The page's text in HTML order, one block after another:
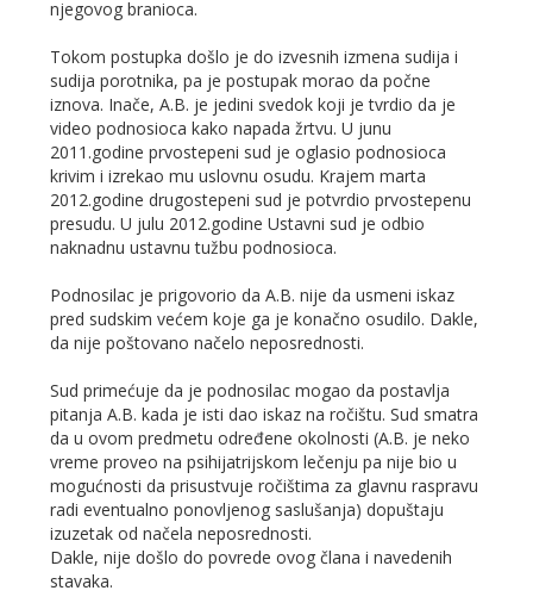
njegovog branioca.
Tokom postupka došlo je do izvesnih izmena sudija i
sudija porotnika, pa je postupak morao da počne
iznova. Inače, A.B. je jedini svedok koji je tvrdio da je
video podnosioca kako napada žrtvu. U junu
2011.godine prvostepeni sud je oglasio podnosioca
krivim i izrekao mu uslovnu osudu. Krajem marta
2012.godine drugostepeni sud je potvrdio prvostepenu
presudu. U julu 2012.godine Ustavni sud je odbio
naknadnu ustavnu tužbu podnosioca.
Podnosilac je prigovorio da A.B. nije da usmeni iskaz
pred sudskim većem koje ga je konačno osudilo. Dakle,
da nije poštovano načelo neposrednosti.
Sud primećuje da je podnosilac mogao da postavlja
pitanja A.B. kada je isti dao iskaz na ročištu. Sud smatra
da u ovom predmetu određene okolnosti (A.B. je neko
vreme proveo na psihijatrijskom lečenju pa nije bio u
mogućnosti da prisustvuje ročištima za glavnu raspravu
radi eventualno ponovljenog saslušanja) dopuštaju
izuzetak od načela neposrednosti.
Dakle, nije došlo do povrede ovog člana i navedenih
stavaka.